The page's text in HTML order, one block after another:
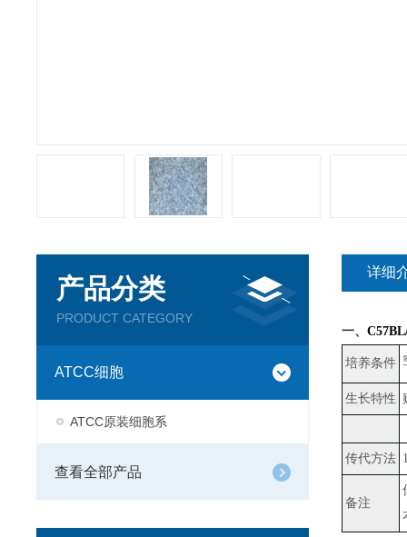
产品分类
PRODUCT CATEGORY
ATCC细胞
ATCC原装细胞系
查看全部产品
详细
一、
培养条件
生长特性
传代方法
备注